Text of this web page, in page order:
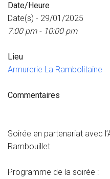
Date/Heure
Date(s) - 29/01/2025
7:00 pm - 10:00 pm
Lieu
Armurerie La Rambolitaine
Commentaires
Soirée en partenariat avec
Rambouillet
Programme de la soirée :